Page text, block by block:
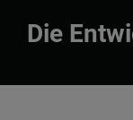
Die